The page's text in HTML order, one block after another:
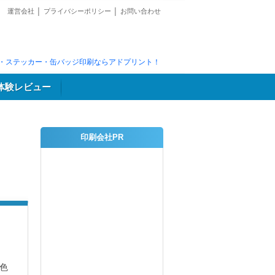
運営会社 プライバシーポリシー お問い合わせ
ステッカー・缶バッジ印刷ならアドプリント！
験レビュー
印刷会社PR